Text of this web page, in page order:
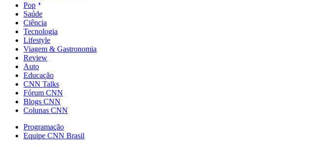
Pop
Saúde
Ciência
Tecnologia
Lifestyle
Viagem & Gastronomia
Review
Auto
Educação
CNN Talks
Fórum CNN
Blogs CNN
Colunas CNN
Programação
Equipe CNN Brasil